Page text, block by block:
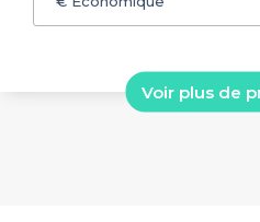
Voir plus de